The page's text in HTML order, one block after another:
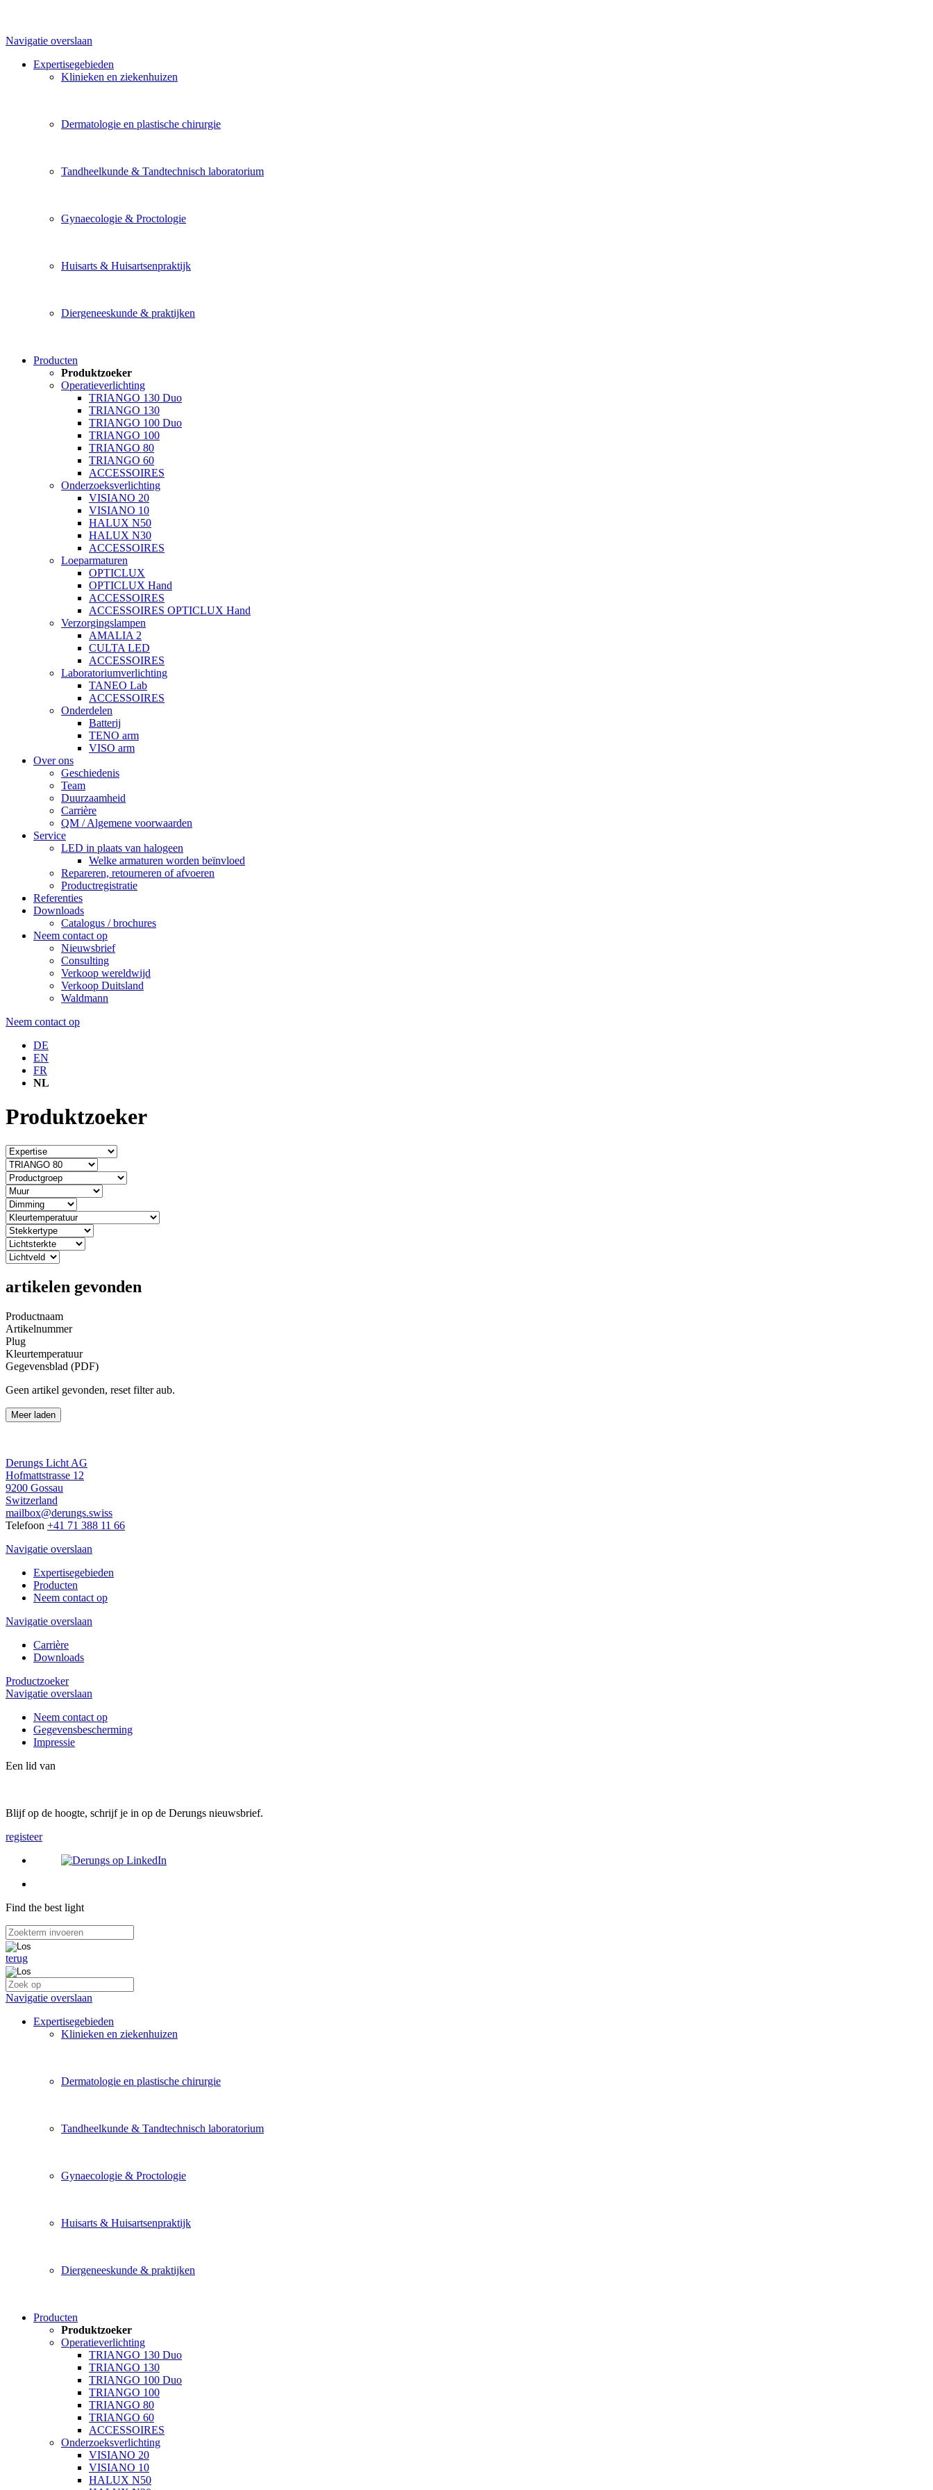
Navigatie overslaan
Expertisegebieden
Klinieken en ziekenhuizen
Dermatologie en plastische chirurgie
Tandheelkunde & Tandtechnisch laboratorium
Gynaecologie & Proctologie
Huisarts & Huisartsenpraktijk
Diergeneeskunde & praktijken
Producten
Produktzoeker
Operatieverlichting
TRIANGO 130 Duo
TRIANGO 130
TRIANGO 100 Duo
TRIANGO 100
TRIANGO 80
TRIANGO 60
ACCESSOIRES
Onderzoeksverlichting
VISIANO 20
VISIANO 10
HALUX N50
HALUX N30
ACCESSOIRES
Loeparmaturen
OPTICLUX
OPTICLUX Hand
ACCESSOIRES
ACCESSOIRES OPTICLUX Hand
Verzorgingslampen
AMALIA 2
CULTA LED
ACCESSOIRES
Laboratoriumverlichting
TANEO Lab
ACCESSOIRES
Onderdelen
Batterij
TENO arm
VISO arm
Over ons
Geschiedenis
Team
Duurzaamheid
Carrière
QM / Algemene voorwaarden
Service
LED in plaats van halogeen
Welke armaturen worden beïnvloed
Repareren, retourneren of afvoeren
Productregistratie
Referenties
Downloads
Catalogus / brochures
Neem contact op
Nieuwsbrief
Consulting
Verkoop wereldwijd
Verkoop Duitsland
Waldmann
Neem contact op
DE
EN
FR
NL
Produktzoeker
artikelen gevonden
Productnaam
Artikelnummer
Plug
Kleurtemperatuur
Gegevensblad (PDF)
Geen artikel gevonden, reset filter aub.
Meer laden
Derungs Licht AG
Hofmattstrasse 12
9200 Gossau
Switzerland
mailbox@derungs.swiss
Telefoon +41 71 388 11 66
Navigatie overslaan
Expertisegebieden
Producten
Neem contact op
Navigatie overslaan
Carrière
Downloads
Productzoeker
Navigatie overslaan
Neem contact op
Gegevensbescherming
Impressie
Een lid van
Blijf op de hoogte, schrijf je in op de Derungs nieuwsbrief.
registeer
Find the best light
terug
Navigatie overslaan
Expertisegebieden
Klinieken en ziekenhuizen
Dermatologie en plastische chirurgie
Tandheelkunde & Tandtechnisch laboratorium
Gynaecologie & Proctologie
Huisarts & Huisartsenpraktijk
Diergeneeskunde & praktijken
Producten
Produktzoeker
Operatieverlichting
TRIANGO 130 Duo
TRIANGO 130
TRIANGO 100 Duo
TRIANGO 100
TRIANGO 80
TRIANGO 60
ACCESSOIRES
Onderzoeksverlichting
VISIANO 20
VISIANO 10
HALUX N50